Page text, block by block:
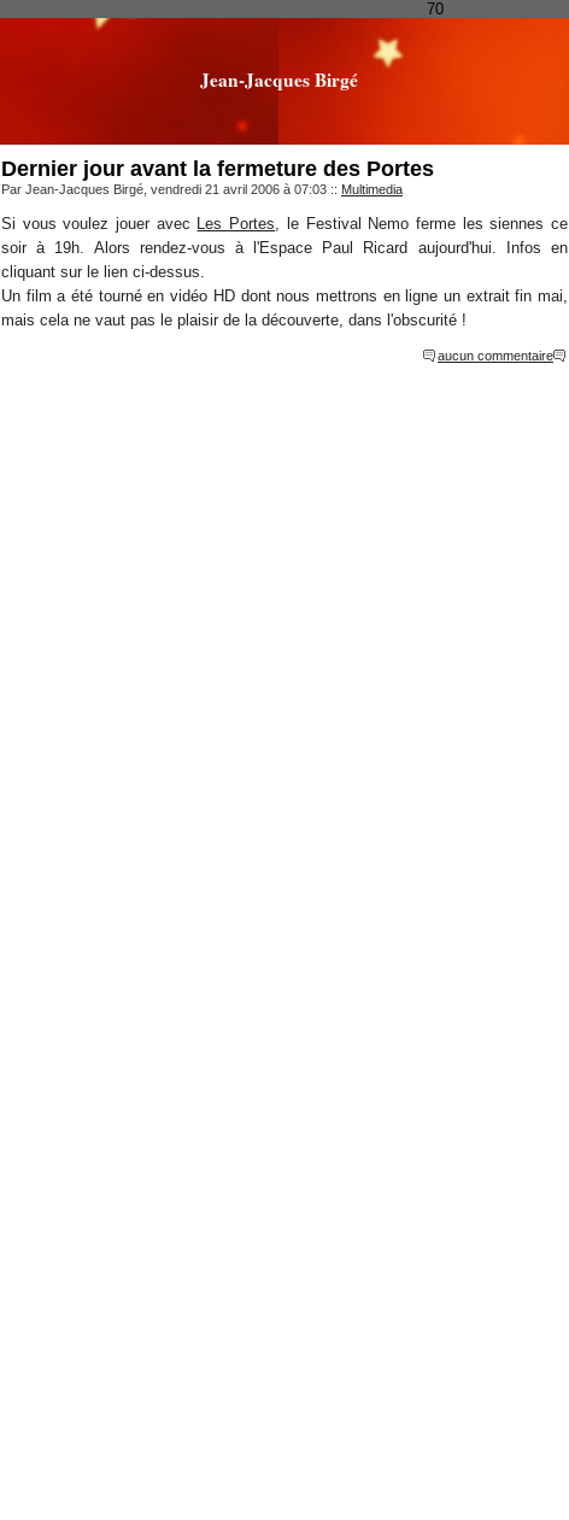
70
Jean-Jacques Birgé
Dernier jour avant la fermeture des Portes
Par Jean-Jacques Birgé, vendredi 21 avril 2006 à 07:03 :: Multimedia
Si vous voulez jouer avec Les Portes , le Festival Nemo ferme les siennes ce
soir à 19h. Alors rendez-vous à l'Espace Paul Ricard aujourd'hui. Infos en
cliquant sur le lien ci-dessus.
Un film a été tourné en vidéo HD dont nous mettrons en ligne un extrait fin mai,
mais cela ne vaut pas le plaisir de la découverte, dans l'obscurité !
aucun commentaire